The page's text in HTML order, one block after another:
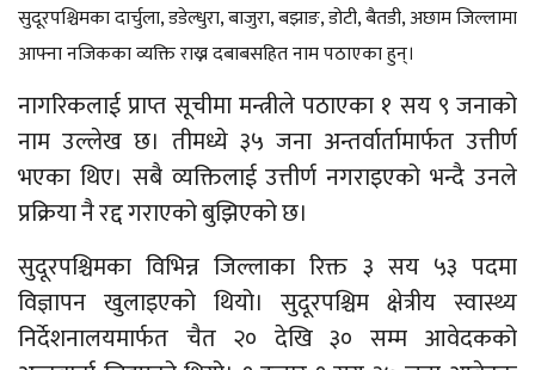
सुदूरपश्चिमका दार्चुला, डडेल्धुरा, बाजुरा, बझाङ, डोटी, बैतडी, अछाम जिल्लामा
आफ्ना नजिकका व्यक्ति राख्न दबाबसहित नाम पठाएका हुन्।
नागरिकलाई प्राप्त सूचीमा मन्त्रीले पठाएका १ सय ९ जनाको
नाम उल्लेख छ। तीमध्ये ३५ जना अन्तर्वार्तामार्फत उत्तीर्ण
भएका थिए। सबै व्यक्तिलाई उत्तीर्ण नगराइएको भन्दै उनले
प्रक्रिया नै रद्द गराएको बुझिएको छ।
सुदूरपश्चिमका विभिन्न जिल्लाका रिक्त ३ सय ५३ पदमा
विज्ञापन खुलाइएको थियो। सुदूरपश्चिम क्षेत्रीय स्वास्थ्य
निर्देशनालयमार्फत चैत २० देखि ३० सम्म आवेदकको